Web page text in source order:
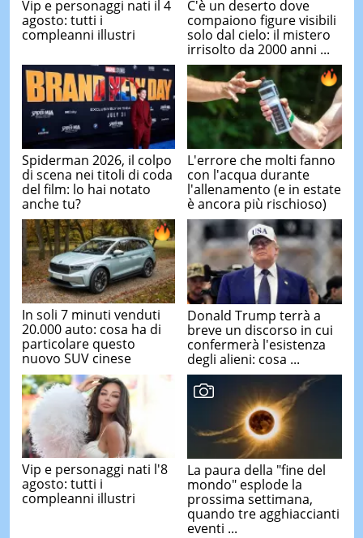
Vip e personaggi nati il 4
agosto: tutti i
compleanni illustri
C'è un deserto dove
compaiono figure visibili
solo dal cielo: il mistero
irrisolto da 2000 anni ...
Spiderman 2026, il colpo
di scena nei titoli di coda
del film: lo hai notato
anche tu?
L'errore che molti fanno
con l'acqua durante
l'allenamento (e in estate
è ancora più rischioso)
In soli 7 minuti venduti
20.000 auto: cosa ha di
particolare questo
nuovo SUV cinese
Donald Trump terrà a
breve un discorso in cui
confermerà l'esistenza
degli alieni: cosa ...
Vip e personaggi nati l'8
agosto: tutti i
compleanni illustri
La paura della "fine del
mondo" esplode la
prossima settimana,
quando tre agghiaccianti
eventi ...